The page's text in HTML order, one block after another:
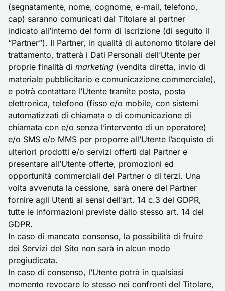
(segnatamente, nome, cognome, e-mail, telefono,
cap) saranno comunicati dal Titolare al partner
indicato all’interno del form di iscrizione (di seguito il
“Partner”). Il Partner, in qualità di autonomo titolare del
trattamento, tratterà i Dati Personali dell’Utente per
proprie finalità di marketing (vendita diretta, invio di
materiale pubblicitario e comunicazione commerciale),
e potrà contattare l’Utente tramite posta, posta
elettronica, telefono (fisso e/o mobile, con sistemi
automatizzati di chiamata o di comunicazione di
chiamata con e/o senza l’intervento di un operatore)
e/o SMS e/o MMS per proporre all’Utente l’acquisto di
ulteriori prodotti e/o servizi offerti dal Partner e
presentare all’Utente offerte, promozioni ed
opportunità commerciali del Partner o di terzi. Una
volta avvenuta la cessione, sarà onere del Partner
fornire agli Utenti ai sensi dell’art. 14 c.3 del GDPR,
tutte le informazioni previste dallo stesso art. 14 del
GDPR.
In caso di mancato consenso, la possibilità di fruire
dei Servizi del Sito non sarà in alcun modo
pregiudicata.
In caso di consenso, l’Utente potrà in qualsiasi
momento revocare lo stesso nei confronti del Titolare,